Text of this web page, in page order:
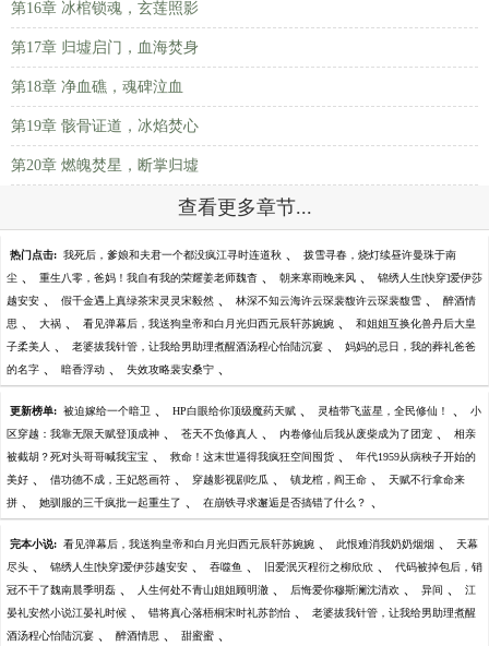
第16章 冰棺锁魂，玄莲照影
第17章 归墟启门，血海焚身
第18章 净血礁，魂碑泣血
第19章 骸骨证道，冰焰焚心
第20章 燃魄焚星，断掌归墟
查看更多章节...
热门点击: 我死后，爹娘和夫君一个都没疯江寻时连道秋 、 拨雪寻春，烧灯续昼许曼珠于南
尘 、 重生八零，爸妈！我自有我的荣耀姜老师魏杳 、 朝来寒雨晚来风 、 锦绣人生[快穿]爱伊莎
越安安 、 假千金遇上真绿茶宋灵灵宋毅然 、 林深不知云海许云琛裴馥许云琛裴馥雪 、 醉酒情
思 、 大祸 、 看见弹幕后，我送狗皇帝和白月光归西元辰轩苏婉婉 、 和姐姐互换化兽丹后大皇
子柔美人 、 老婆拔我针管，让我给男助理煮醒酒汤程心怡陆沉宴 、 妈妈的忌日，我的葬礼爸爸
的名字 、 暗香浮动 、 失效攻略裴安桑宁 、
更新榜单: 被迫嫁给一个暗卫 、 HP白眼给你顶级魔药天赋 、 灵植带飞蓝星，全民修仙！ 、 小
区穿越：我靠无限天赋登顶成神 、 苍天不负修真人 、 内卷修仙后我从废柴成为了团宠 、 相亲
被截胡？死对头哥哥喊我宝宝 、 救命！这末世逼得我疯狂空间囤货 、 年代1959从病秧子开始的
美好 、 借功德不成，王妃怒画符 、 穿越影视剧吃瓜 、 镇龙棺，阎王命 、 天赋不行拿命来
拼 、 她驯服的三千疯批一起重生了 、 在崩铁寻求邂逅是否搞错了什么？ 、
完本小说: 看见弹幕后，我送狗皇帝和白月光归西元辰轩苏婉婉 、 此恨难消我奶奶烟烟 、 天幕
尽头 、 锦绣人生[快穿]爱伊莎越安安 、 吞噬鱼 、 旧爱泯灭程衍之柳欣欣 、 代码被掉包后，销
冠不干了魏南晨季明磊 、 人生何处不青山姐姐顾明澈 、 后悔爱你穆斯澜沈清欢 、 异间 、 江
晏礼安然小说江晏礼时候 、 错将真心落梧桐宋时礼苏韵怡 、 老婆拔我针管，让我给男助理煮醒
酒汤程心怡陆沉宴 、 醉酒情思 、 甜蜜蜜 、